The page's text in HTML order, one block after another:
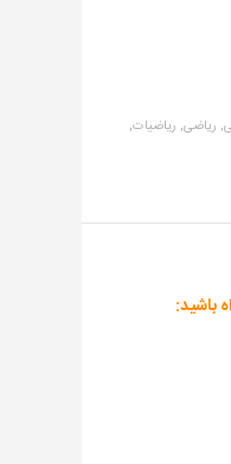
ریاضی, ریاضیات,
باشید: